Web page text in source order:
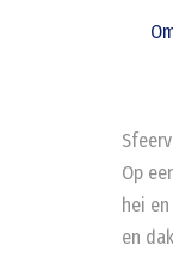
Op
hei
en